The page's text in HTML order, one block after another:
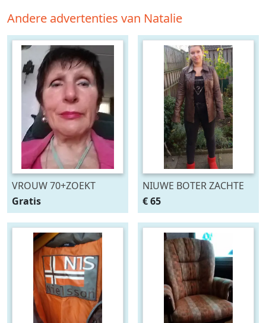
Andere advertenties van Natalie
VROUW 70+ZOEKT
VRIEND VOOR
VRIENDSCHAPPELIKE
REIZEN
Gratis
NIUWE BOTER ZACHTE
JASJE VAN NAPPALEER
VOERING eigen huid
€ 65